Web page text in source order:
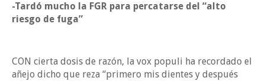
-Tardó mucho la FGR para percatarse del “alto
riesgo de fuga”
CON cierta dosis de razón, la vox populi ha recordado el
añejo dicho que reza “primero mis dientes y después